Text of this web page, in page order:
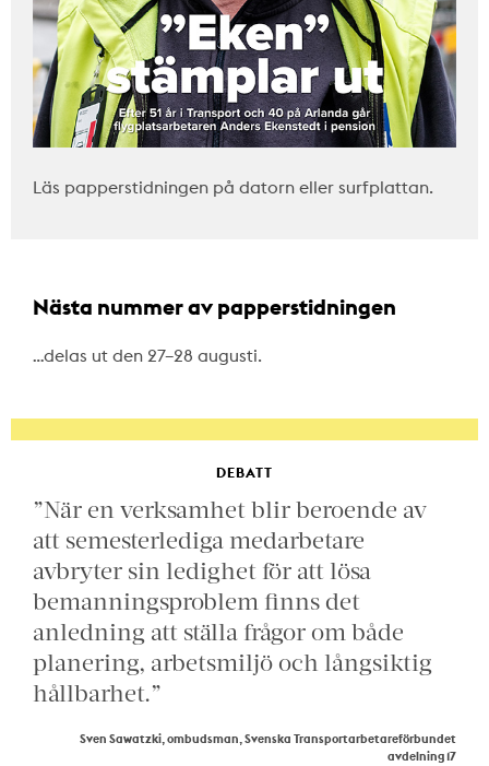
Läs papperstidningen på datorn eller surfplattan.
Nästa nummer av papperstidningen
…delas ut den 27–28 augusti.
DEBATT
”När en verksamhet blir beroende av
att semesterlediga medarbetare
avbryter sin ledighet för att lösa
bemanningsproblem finns det
anledning att ställa frågor om både
planering, arbetsmiljö och långsiktig
hållbarhet.”
Sven Sawatzki, ombudsman, Svenska Transportarbetareförbundet
avdelning 17